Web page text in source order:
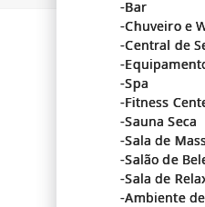
-Bar
-Chuveiro e
-Central de
-
-Spa
-Fitness
-Sauna Seca
-Sala de
-Salão de
-Sala de
-Ambiente